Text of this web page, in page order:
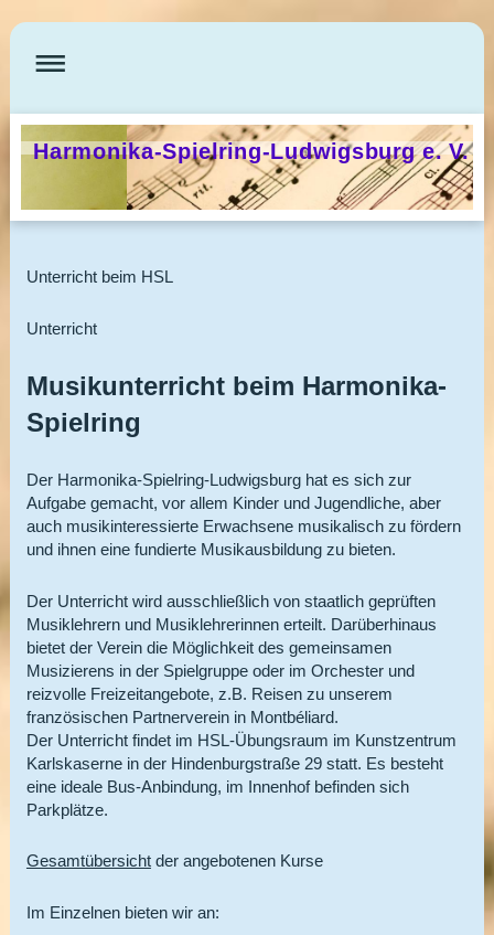
Harmonika-Spielring-Ludwigsburg e. V.
Unterricht beim HSL
Unterricht
Musikunterricht beim Harmonika-
Spielring
Der Harmonika-Spielring-Ludwigsburg hat es sich zur
Aufgabe gemacht, vor allem Kinder und Jugendliche, aber
auch musikinteressierte Erwachsene musikalisch zu fördern
und ihnen eine fundierte Musikausbildung zu bieten.
Der Unterricht wird ausschließlich von staatlich geprüften
Musiklehrern und Musiklehrerinnen erteilt. Darüberhinaus
bietet der Verein die Möglichkeit des gemeinsamen
Musizierens in der Spielgruppe oder im Orchester und
reizvolle Freizeitangebote, z.B. Reisen zu unserem
französischen Partnerverein in Montbéliard.
Der Unterricht findet im HSL-Übungsraum im Kunstzentrum
Karlskaserne in der Hindenburgstraße 29 statt. Es besteht
eine ideale Bus-Anbindung, im Innenhof befinden sich
Parkplätze.
Gesamtübersichtder angebotenen Kurse
Im Einzelnen bieten wir an: